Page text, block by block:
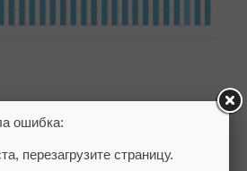
ошибка:
перезагрузите страницу.